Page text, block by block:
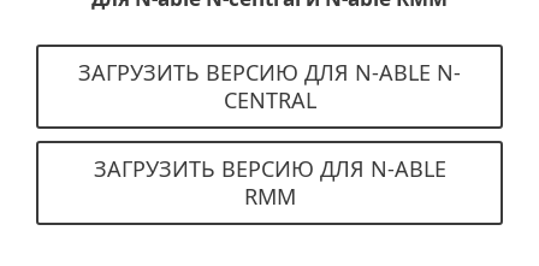
ЗАГРУЗИТЬ ВЕРСИЮ ДЛЯ N-ABLE N-
CENTRAL
ЗАГРУЗИТЬ ВЕРСИЮ ДЛЯ N-ABLE
RMM